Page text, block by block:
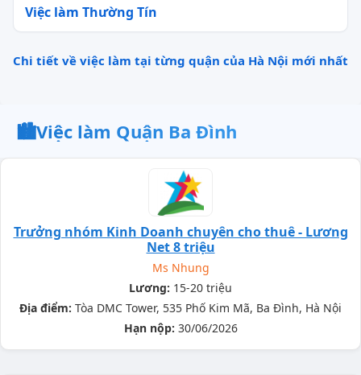
Việc làm Thường Tín
Chi tiết về việc làm tại từng quận của Hà Nội mới nhất
🏙️Việc làm Quận Ba Đình
Trưởng nhóm Kinh Doanh chuyên cho thuê - Lương
Net 8 triệu
Ms Nhung
Lương: 15-20 triệu
Địa điểm: Tòa DMC Tower, 535 Phố Kim Mã, Ba Đình, Hà Nội
Hạn nộp: 30/06/2026